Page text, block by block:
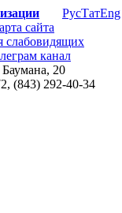
РусТатEng
Баумана, 20
(843) 292-40-34